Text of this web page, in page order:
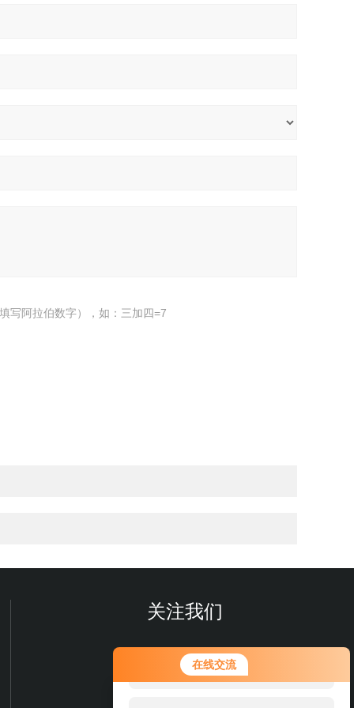
在线交流
您好！欢迎前来咨询，很高兴为您
服务，请问您要咨询什么问题呢？
写阿拉伯数字），如：三加四=7
关注我们